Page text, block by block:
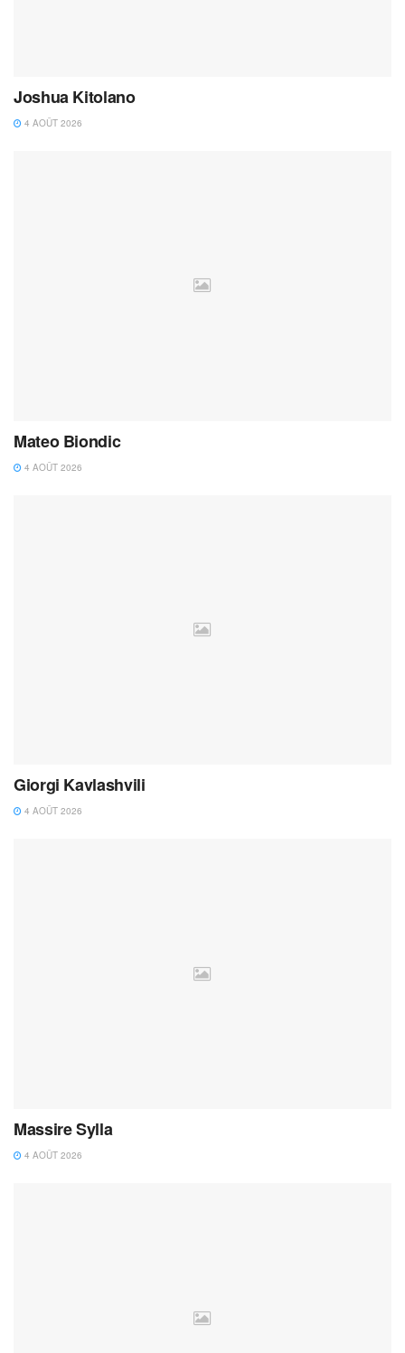
Joshua Kitolano
4 AOÛT 2026
Mateo Biondic
4 AOÛT 2026
Giorgi Kavlashvili
4 AOÛT 2026
Massire Sylla
4 AOÛT 2026